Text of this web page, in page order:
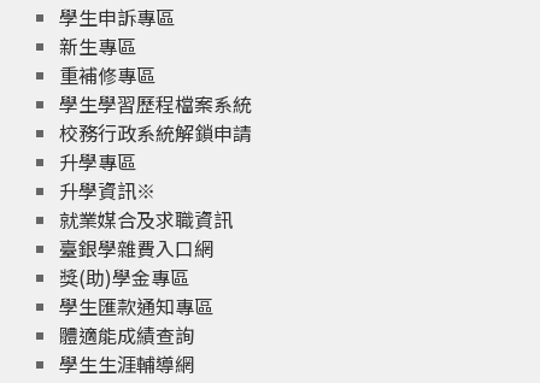
學生申訴專區
新生專區
重補修專區
學生學習歷程檔案系統
校務行政系統解鎖申請
升學專區
升學資訊※
就業媒合及求職資訊
臺銀學雜費入口網
獎(助)學金專區
學生匯款通知專區
體適能成績查詢
學生生涯輔導網